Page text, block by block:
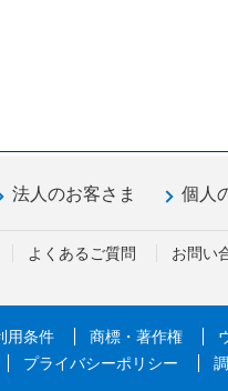
法人のお客さま 個人
よくあるご質問 お問い
用条件 商標・著作権
プライバシーポリシー